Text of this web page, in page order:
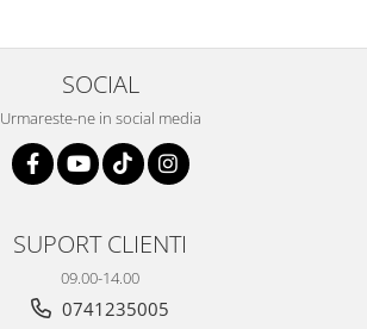
SOCIAL
Urmareste-ne in social media
SUPORT CLIENTI
09.00-14.00
0741235005